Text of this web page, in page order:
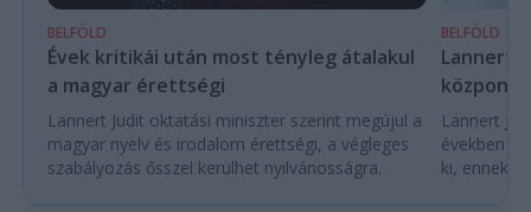
BELFÖLD
Évek kritikái után most tényleg átalakul
a magyar érettségi
Lannert Judit oktatási miniszter szerint megújul a
magyar nyelv és irodalom érettségi, a végleges
szabályozás ősszel kerülhet nyilvánosságra.
BELFÖLD
Lannert
Lannert
években
ki, ennek